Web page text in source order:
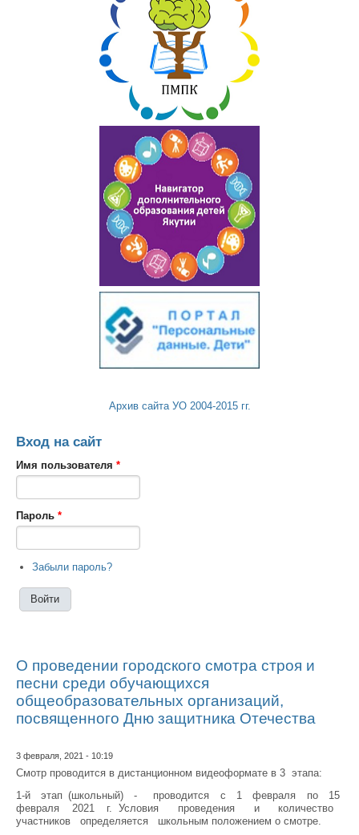
Архив сайта УО 2004-2015 гг.
Вход на сайт
Имя пользователя *
Пароль *
Забыли пароль?
О проведении городского смотра строя и
песни среди обучающихся
общеобразовательных организаций,
посвященного Дню защитника Отечества
3 февраля, 2021 - 10:19
Смотр проводится в дистанционном видеоформате в 3 этапа:
1-й этап (школьный) - проводится с 1 февраля по 15
февраля 2021 г. Условия проведения и количество
участников определяется школьным положением о смотре.